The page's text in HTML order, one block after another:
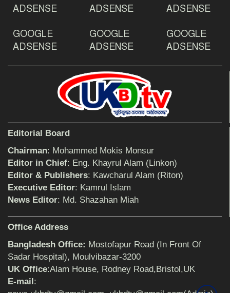
দেশ রক্ষায় প্রগতিশীল সাংবাদিকদের ভুমিকা গুরুত্বপূর্ণ
-মহিবুল হাসান চৌধুরী
আহলে সুন্নাত এর কার্যক্রম বাস্তবায়নের আহ্বান
বিমানের সিলেট-ম্যানচেস্টার সরাসরি ফ্লাইট চালু হচ্ছে
সোমবার
সেনাবাহিনীর পক্ষ থেকে ক্রীড়া সামগ্রী ও আর্থিক
ADSENSE ADSENSE ADSENSE
GOOGLE
ADSENSE
GOOGLE
ADSENSE
GOOGLE
ADSENSE
Editorial Board
Chairman: Mohammed Mokis Monsur
Editor in Chief: Eng. Khayrul Alam (Linkon)
Editor & Publishers: Kawcharul Alam (Riton)
Executive Editor: Kamrul Islam
News Editor: Md. Shazahan Miah
Office Address
Bangladesh Office: Mostofapur Road (In Front Of
Sadar Hospital), Moulvibazar-3200
UK Office:Alam House, Rodney Road,Bristol,UK
E-mail :